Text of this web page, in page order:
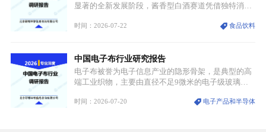
显著的全新发展阶段，酱香型白酒赛道凭借独特消费
道。贵州茅台凭借独一无二的核心产区壁垒、刚性产
业。
时间：2026-07-22 食品饮料
中国电子布行业研究报告
电子布被誉为电子信息产业的隐形骨架，是典型的高
端工业织物，主要由直径不足9微米的电子级玻璃纤
生产制造过程中不可或缺的核心基材。电子布具备高
时间：2026-07-20 电子产品和半导体